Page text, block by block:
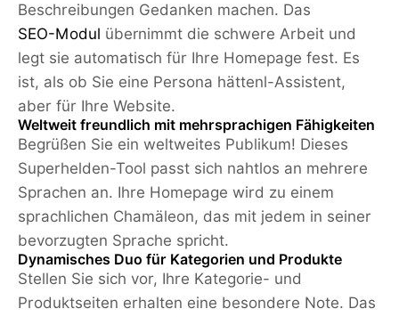
Beschreibungen Gedanken machen. Das
SEO-Modul übernimmt die schwere Arbeit und
legt sie automatisch für Ihre Homepage fest. Es
ist, als ob Sie eine Persona hättenl-Assistent,
aber für Ihre Website.
Weltweit freundlich mit mehrsprachigen Fähigkeiten
Begrüßen Sie ein weltweites Publikum! Dieses
Superhelden-Tool passt sich nahtlos an mehrere
Sprachen an. Ihre Homepage wird zu einem
sprachlichen Chamäleon, das mit jedem in seiner
bevorzugten Sprache spricht.
Dynamisches Duo für Kategorien und Produkte
Stellen Sie sich vor, Ihre Kategorie- und
Produktseiten erhalten eine besondere Note. Das